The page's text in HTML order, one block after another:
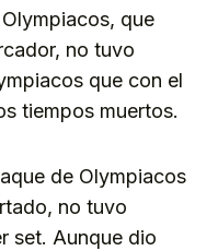
que
no tuvo
que con el
tiempos muertos.
de Olympiacos
no tuvo
set. Aunque dio